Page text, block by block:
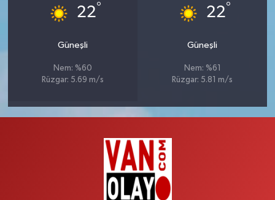
22°
Güneşli
Nem: %60
Rüzgar: 5.69 m/s
22°
Güneşli
Nem: %61
Rüzgar: 5.81 m/s